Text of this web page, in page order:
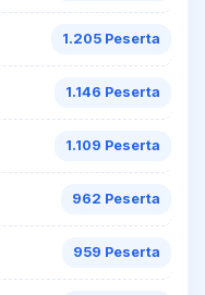
1.205 Peserta
1.146 Peserta
1.109 Peserta
962 Peserta
959 Peserta